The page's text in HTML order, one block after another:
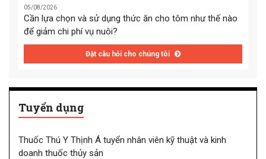
05/08/2026
Cần lựa chọn và sử dụng thức ăn cho tôm như thế nào
để giảm chi phí vụ nuôi?
Đặt câu hỏi cho chúng tôi
Tuyển dụng
Thuốc Thú Y Thịnh Á tuyển nhân viên kỹ thuật và kinh
doanh thuốc thủy sản